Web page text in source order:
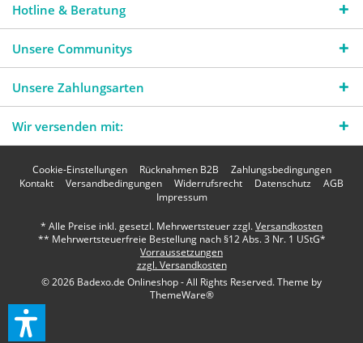
Hotline & Beratung
Unsere Communitys
Unsere Zahlungsarten
Wir versenden mit:
Cookie-Einstellungen Rücknahmen B2B
Zahlungsbedingungen
Kontakt
Versandbedingungen Widerrufsrecht Datenschutz
AGB
Impressum
* Alle Preise inkl. gesetzl. Mehrwertsteuer zzgl.Versandkosten
** Mehrwertsteuerfreie Bestellung nach §12 Abs. 3 Nr. 1 UStG*
Vorraussetzungen
zzgl. Versandkosten
© 2026 Badexo.de Onlineshop - All Rights Reserved. Theme by
ThemeWare®